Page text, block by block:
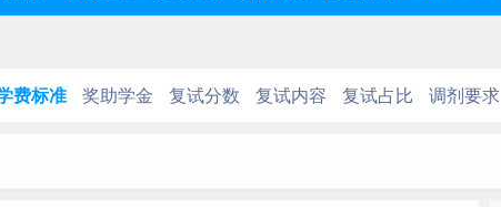
费标准 奖助学金 复试分数 复试内容 复试占比 调剂要求